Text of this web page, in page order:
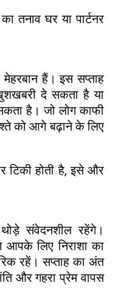
तनाव घर या पार्टनर
हैं। इस सप्ताह
दे सकता है या
है। जो लोग काफी
को आगे बढ़ाने के लिए
टिकी होती है, इसे और
संवेदनशील रहेंगे।
आपके लिए निराशा का
रहें। सप्ताह का अंत
और गहरा प्रेम वापस